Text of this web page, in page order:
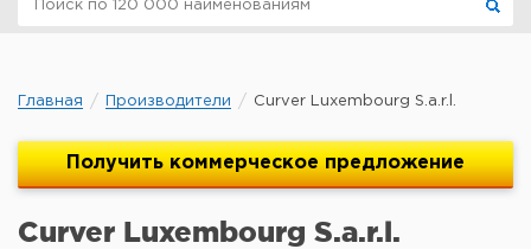
Главная Производители Curver Luxembourg S.a.r.l.
Получить коммерческое предложение
Curver Luxembourg S.a.r.l.